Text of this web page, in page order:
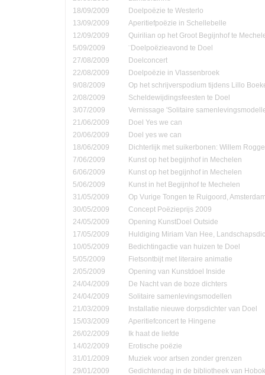
18/09/2009
Doelpoëzie te Westerlo
13/09/2009
Aperitiefpoëzie in Schellebelle
12/09/2009
Quirilian op het Groot Begijnhof te
5/09/2009
¨Doelpoëzieavond te Doel
27/08/2009
Doelconcert
22/08/2009
Doelpoëzie in Vlassenbroek
9/08/2009
Op het schrijverspodium tijdens Lillo
2/08/2009
Scheldewijdingsfeesten te Doel
3/07/2009
Vernissage 'Solitaire
21/06/2009
Doel Yes we can
20/06/2009
Doel yes we can
18/06/2009
Dichterlijk met suikerbonen: Willem
7/06/2009
Kunst op het begijnhof in Mechelen
6/06/2009
Kunst op het begijnhof in Mechelen
5/06/2009
Kunst in het Begijnhof te Mechelen
31/05/2009
Op Vurige Tongen te Ruigoord,
30/05/2009
Concept Poëzieprijs 2009
24/05/2009
Opening KunstDoel Outside
17/05/2009
Huldiging Miriam Van Hee,
10/05/2009
Bedichtingactie van huizen te Doel
5/05/2009
Fietsontbijt met literaire animatie
2/05/2009
Opening van Kunstdoel Inside
24/04/2009
De Nacht van de boze dichters
24/04/2009
Solitaire samenlevingsmodellen
21/03/2009
Installatie nieuwe dorpsdichter van Doel
15/03/2009
Aperitiefconcert te Hingene
26/02/2009
Ik haat de liefde
14/02/2009
Erotische poëzie
31/01/2009
Muziek voor artsen zonder grenzen
29/01/2009
Gedichtendag in de bibliotheek van